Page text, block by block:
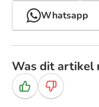
Whatsapp
Was dit artikel
Ja Nee